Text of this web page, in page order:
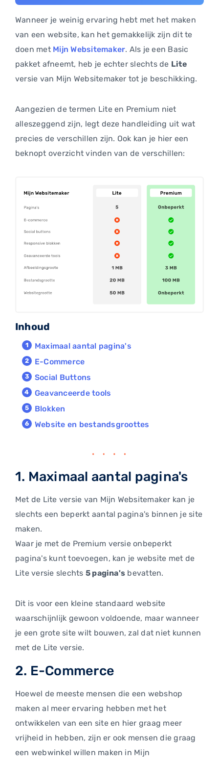
Wanneer je weinig ervaring hebt met het maken
van een website, kan het gemakkelijk zijn dit te
doen met Mijn Websitemaker. Als je een Basic
pakket afneemt, heb je echter slechts de Lite
versie van Mijn Websitemaker tot je beschikking.
Aangezien de termen Lite en Premium niet
alleszeggend zijn, legt deze handleiding uit wat
precies de verschillen zijn. Ook kan je hier een
beknopt overzicht vinden van de verschillen:
Inhoud
Maximaal aantal pagina's
E-Commerce
Social Buttons
Geavanceerde tools
Blokken
Website en bestandsgroottes
1. Maximaal aantal pagina's
Met de Lite versie van Mijn Websitemaker kan je
slechts een beperkt aantal pagina's binnen je site
maken.
Waar je met de Premium versie onbeperkt
pagina's kunt toevoegen, kan je website met de
Lite versie slechts 5 pagina's bevatten.
Dit is voor een kleine standaard website
waarschijnlijk gewoon voldoende, maar wanneer
je een grote site wilt bouwen, zal dat niet kunnen
met de Lite versie.
2. E-Commerce
Hoewel de meeste mensen die een webshop
maken al meer ervaring hebben met het
ontwikkelen van een site en hier graag meer
vrijheid in hebben, zijn er ook mensen die graag
een webwinkel willen maken in Mijn